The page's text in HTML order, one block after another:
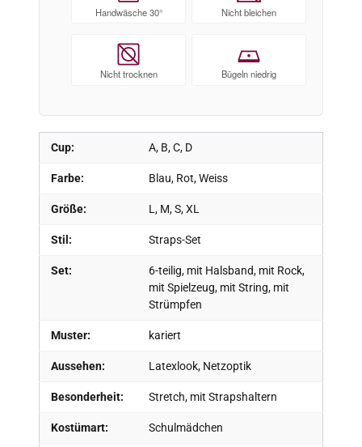
Cup: A, B, C, D
Farbe: Blau, Rot, Weiss
Größe: L, M, S, XL
Stil: Straps-Set
Set:
6-teilig, mit Halsband, mit Rock,
mit Spielzeug, mit String, mit
Strümpfen
Muster: kariert
Aussehen: Latexlook, Netzoptik
Besonderheit: Stretch, mit Strapshaltern
Kostümart: Schulmädchen
Handwäsche 30° Nicht bleichen
Nicht trocknen Bügeln niedrig